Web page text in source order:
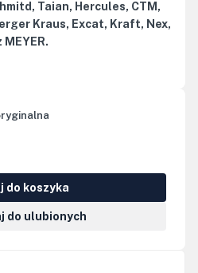
Taian, Hercules, CTM,
Kraus, Excat, Kraft, Nex,
do koszyka
do ulubionych